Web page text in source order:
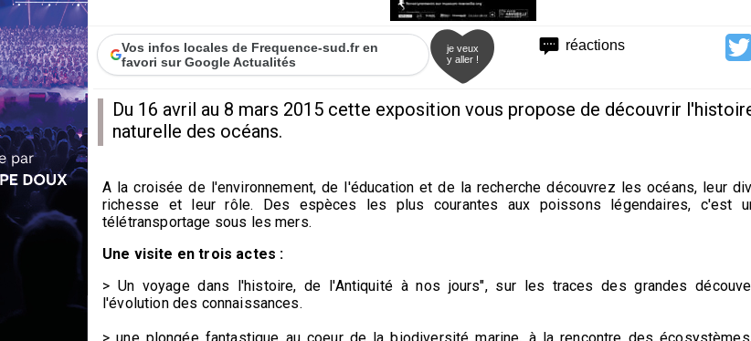
réactions
Vos infos locales de Frequence-sud.fr en
favori sur Google Actualités
je veux
y aller !
Du 16 avril au 8 mars 2015 cette exposition vous propose de découvrir
naturelle des océans.
A la croisée de l'environnement, de l'éducation et de la recherche découvrez les océans, leur
richesse et leur rôle. Des espèces les plus courantes aux poissons légendaires, c'est
télétransportage sous les mers.
Une visite en trois actes :
> Un voyage dans l'histoire, de l'Antiquité à nos jours", sur les traces des grandes
l'évolution des connaissances.